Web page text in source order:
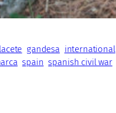
gandesa international
spain spanish civil war